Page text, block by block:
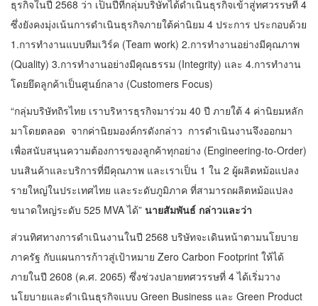
ธุรกิจในปี 2568 ว่า เป็นปีที่กลุ่มบริษัทได้ดำเนินธุรกิจเข้าสู่ทศวรรษที่ 4
ซึ่งยังคงมุ่งเน้นการดำเนินธุรกิจภายใต้ค่านิยม 4 ประการ ประกอบด้วย
1.การทำงานแบบทีมเวิร์ค (Team work) 2.การทำงานอย่างมีคุณภาพ
(Quality) 3.การทำงานอย่างมีคุณธรรม (Integrity) และ 4.การทำงาน
โดยยึดลูกค้าเป็นศูนย์กลาง (Customers Focus)
“กลุ่มบริษัทถิรไทย เราบริหารธุรกิจมาร่วม 40 ปี ภายใต้ 4 ค่านิยมหลัก
มาโดยตลอด จากค่านิยมองค์กรดังกล่าว การดำเนินงานจึงออกมา
เพื่อสนับสนุนความต้องการของลูกค้าทุกอย่าง (Engineering-to-Order)
บนสินค้าและบริการที่มีคุณภาพ และเราเป็น 1 ใน 2 ผู้ผลิตหม้อแปลง
รายใหญ่ในประเทศไทย และระดับภูมิภาค ที่สามารถผลิตหม้อแปลง
ขนาดใหญ่ระดับ 525 MVA ได้” นายสัมพันธ์ กล่าวและว่า
ส่วนทิศทางการดำเนินงานในปี 2568 บริษัทจะเดินหน้าตามนโยบาย
ภาครัฐ กับแผนการก้าวสู่เป้าหมาย Zero Carbon Footprint ให้ได้
ภายในปี 2608 (ค.ศ. 2065) ซึ่งช่วงปลายทศวรรษที่ 4 ได้เริ่มวาง
นโยบายและดำเนินธุรกิจแบบ Green Business และ Green Product